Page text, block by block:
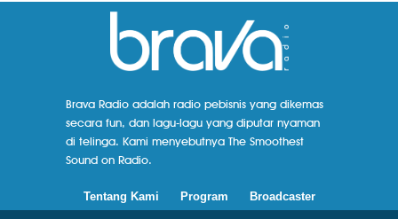
Brava Radio adalah radio pebisnis yang dikemas
secara fun, dan lagu-lagu yang diputar nyaman
di telinga. Kami menyebutnya The Smoothest
Sound on Radio.
Tentang Kami Program Broadcaster